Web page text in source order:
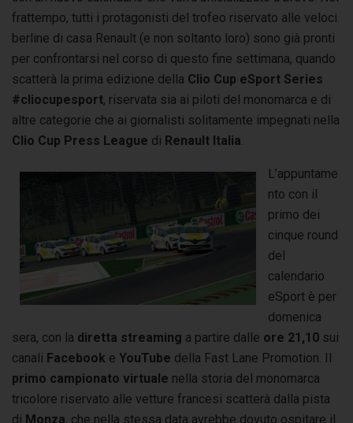
frattempo, tutti i protagonisti del trofeo riservato alle veloci
berline di casa Renault (e non soltanto loro) sono già pronti
per confrontarsi nel corso di questo fine settimana, quando
scatterà la prima edizione della Clio Cup eSport Series
#cliocupesport, riservata sia ai piloti del monomarca e di
altre categorie che ai giornalisti solitamente impegnati nella
Clio Cup Press League di Renault Italia
L’appuntame
nto con il
primo dei
cinque round
del
calendario
eSport è per
domenica
sera, con la diretta streaming a partire dalle ore 21,10 sui
canali Facebook e YouTube della Fast Lane Promotion. Il
primo campionato virtuale nella storia del monomarca
tricolore riservato alle vetture francesi scatterà dalla pista
di Monza, che nella stessa data avrebbe dovuto ospitare il